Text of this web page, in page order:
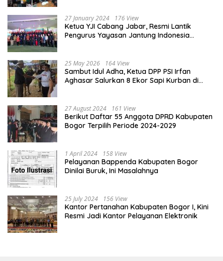
27 January 2024 176 View
Ketua YJI Cabang Jabar, Resmi Lantik
Pengurus Yayasan Jantung Indonesia
25 May 2026 164 View
Sambut Idul Adha, Ketua DPP PSI Irfan
Aghasar Salurkan 8 Ekor Sapi Kurban di
27 August 2024 161 View
Berikut Daftar 55 Anggota DPRD Kabupaten
Bogor Terpilih Periode 2024-2029
1 April 2024 158 View
Pelayanan Bappenda Kabupaten Bogor
Dinilai Buruk, Ini Masalahnya
25 July 2024 156 View
Kantor Pertanahan Kabupaten Bogor I, Kini
Resmi Jadi Kantor Pelayanan Elektronik